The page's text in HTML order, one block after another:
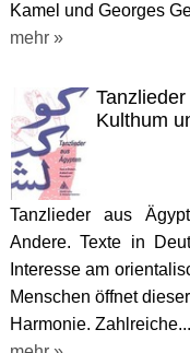
Kamel und Georges
mehr »
Kulthum
Tanzlieder aus
Andere. Texte in
Interesse am
Menschen öffnet
Harmonie. Zahlreiche...